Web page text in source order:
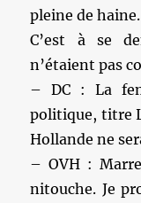
pleine de haine.
C’est à se
n’étaient pas
– DC : La
politique, titre
Hollande ne
– OVH :
nitouche. Je